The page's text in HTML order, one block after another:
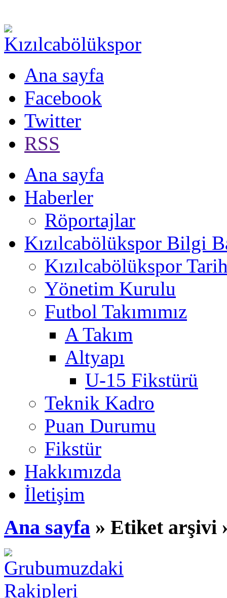
Ana sayfa
Facebook
Twitter
RSS
Ana sayfa
Haberler
Röportajlar
Kızılcabölükspor Bilgi
Kızılcabölükspor
Yönetim Kurulu
Futbol Takımımız
A Takım
Altyapı
U-15 Fikstürü
Teknik Kadro
Puan Durumu
Fikstür
Hakkımızda
İletişim
Ana sayfa » Etiket arşivi